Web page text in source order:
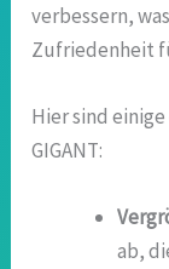
verbessern,
Zufriedenheit
Hier sind
GIGANT:
ab,